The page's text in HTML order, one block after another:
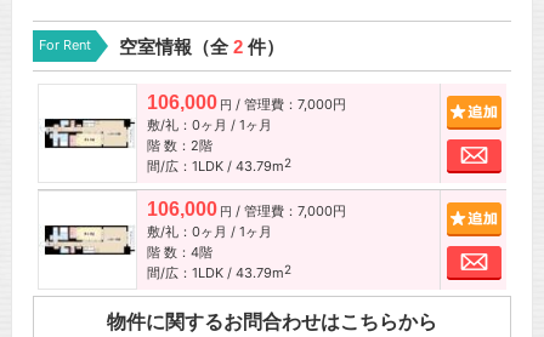
For Rent 空室情報（全2件）
106,000 円 / 管理費：7,000円
敷/礼：0ヶ月 / 1ヶ月
階 数：2階
間/広：1LDK / 43.79m2
お問
106,000 円 / 管理費：7,000円
敷/礼：0ヶ月 / 1ヶ月
階 数：4階
間/広：1LDK / 43.79m2
お問
物件に関するお問合わせはこちらから